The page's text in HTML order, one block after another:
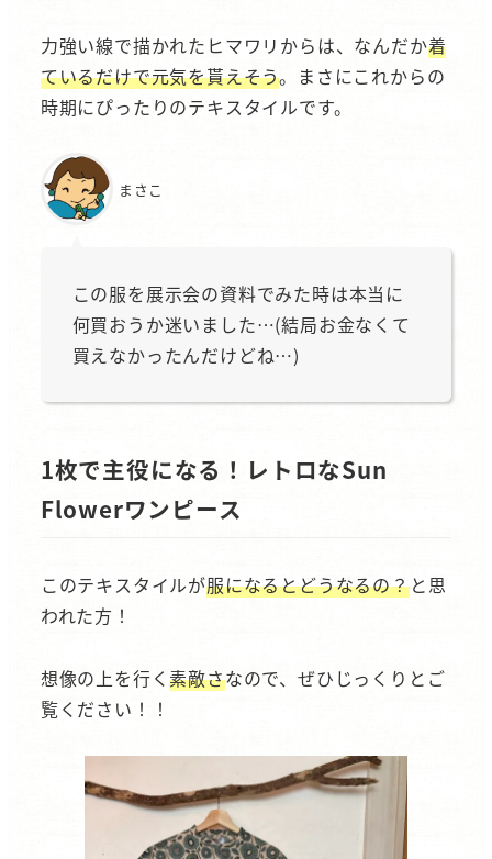
力強い線で描かれたヒマワリからは、なんだか着
ているだけで元気を貰えそう。まさにこれからの
時期にぴったりのテキスタイルです。
まさこ
この服を展示会の資料でみた時は本当に
何買おうか迷いました…(結局お金なくて
買えなかったんだけどね…)
1枚で主役になる！レトロなSun
Flowerワンピース
このテキスタイルが服になるとどうなるの？と思
われた方！
想像の上を行く素敵さなので、ぜひじっくりとご
覧ください！！